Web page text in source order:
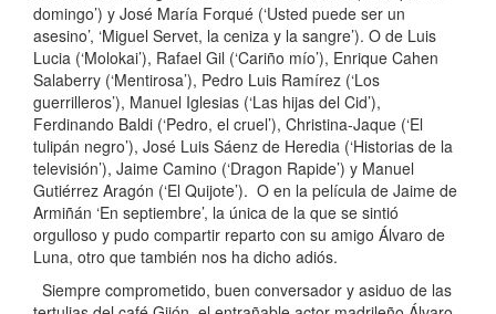
domingo’) y José María Forqué (‘Usted puede ser un
asesino’, ‘Miguel Servet, la ceniza y la sangre’). O de Luis
Lucia (‘Molokai’), Rafael Gil (‘Cariño mío’), Enrique Cahen
Salaberry (‘Mentirosa’), Pedro Luis Ramírez (‘Los
guerrilleros’), Manuel Iglesias (‘Las hijas del Cid’),
Ferdinando Baldi (‘Pedro, el cruel’), Christina-Jaque (‘El
tulipán negro’), José Luis Sáenz de Heredia (‘Historias de la
televisión’), Jaime Camino (‘Dragon Rapide’) y Manuel
Gutiérrez Aragón (‘El Quijote’). O en la película de Jaime de
Armiñán ‘En septiembre’, la única de la que se sintió
orgulloso y pudo compartir reparto con su amigo Álvaro de
Luna, otro que también nos ha dicho adiós.
Siempre comprometido, buen conversador y asiduo de las